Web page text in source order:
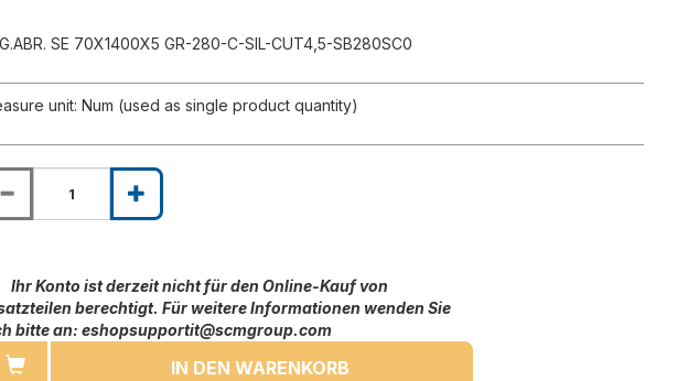
SE 70X1400X5 GR-280-C-SIL-CUT4,5-SB280SC0
unit: Num (used as single product quantity)
Ihr Konto ist derzeit nicht für den Online-Kauf von
berechtigt. Für weitere Informationen wenden Sie
bitte an: eshopsupportit@scmgroup.com
IN DEN WARENKORB